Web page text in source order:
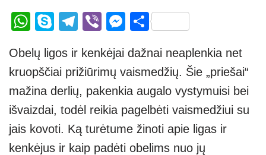
W
at
s
A
p
p
S
p
e
T
e
gr
a
m
Vi
er
M
ss
e
n
g
er
S
ar
e
Obelų ligos ir kenkėjai dažnai neaplenkia net
kruopščiai prižiūrimų vaismedžių. Šie „priešai“
mažina derlių, pakenkia augalo vystymuisi bei
išvaizdai, todėl reikia pagelbėti vaismedžiui su
jais kovoti. Ką turėtume žinoti apie ligas ir
kenkėjus ir kaip padėti obelims nuo jų